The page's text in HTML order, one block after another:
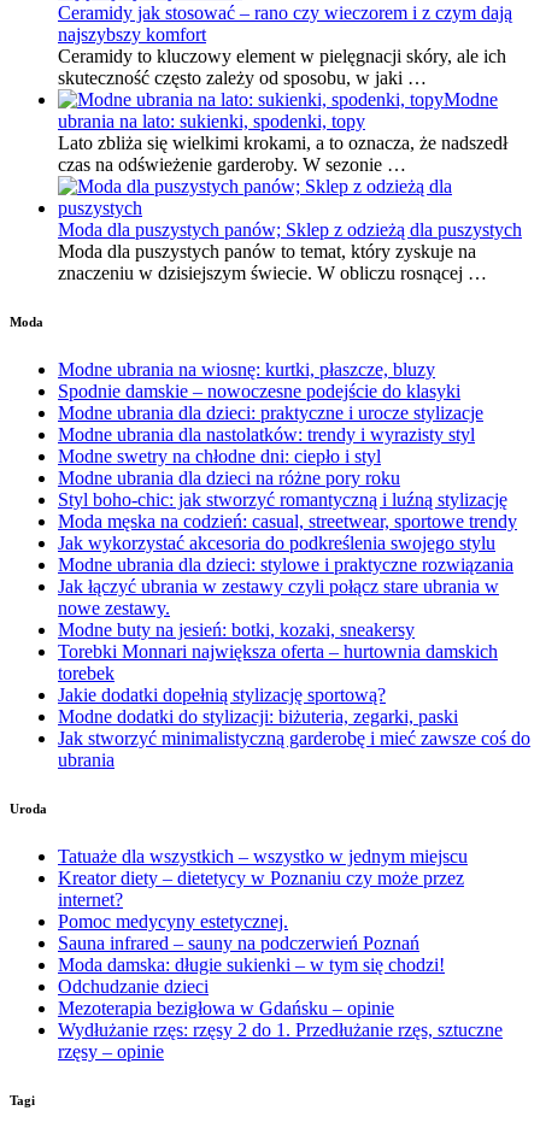
Ceramidy jak stosować – rano czy wieczorem i z czym dają
najszybszy komfort
Ceramidy to kluczowy element w pielęgnacji skóry, ale ich
skuteczność często zależy od sposobu, w jaki …
Modne
ubrania na lato: sukienki, spodenki, topy
Lato zbliża się wielkimi krokami, a to oznacza, że nadszedł
czas na odświeżenie garderoby. W sezonie …
Moda dla puszystych panów; Sklep z odzieżą dla puszystych
Moda dla puszystych panów to temat, który zyskuje na
znaczeniu w dzisiejszym świecie. W obliczu rosnącej …
Moda
Modne ubrania na wiosnę: kurtki, płaszcze, bluzy
Spodnie damskie – nowoczesne podejście do klasyki
Modne ubrania dla dzieci: praktyczne i urocze stylizacje
Modne ubrania dla nastolatków: trendy i wyrazisty styl
Modne swetry na chłodne dni: ciepło i styl
Modne ubrania dla dzieci na różne pory roku
Styl boho-chic: jak stworzyć romantyczną i luźną stylizację
Moda męska na codzień: casual, streetwear, sportowe trendy
Jak wykorzystać akcesoria do podkreślenia swojego stylu
Modne ubrania dla dzieci: stylowe i praktyczne rozwiązania
Jak łączyć ubrania w zestawy czyli połącz stare ubrania w
nowe zestawy.
Modne buty na jesień: botki, kozaki, sneakersy
Torebki Monnari największa oferta – hurtownia damskich
torebek
Jakie dodatki dopełnią stylizację sportową?
Modne dodatki do stylizacji: biżuteria, zegarki, paski
Jak stworzyć minimalistyczną garderobę i mieć zawsze coś do
ubrania
Uroda
Tatuaże dla wszystkich – wszystko w jednym miejscu
Kreator diety – dietetycy w Poznaniu czy może przez
internet?
Pomoc medycyny estetycznej.
Sauna infrared – sauny na podczerwień Poznań
Moda damska: długie sukienki – w tym się chodzi!
Odchudzanie dzieci
Mezoterapia bezigłowa w Gdańsku – opinie
Wydłużanie rzęs: rzęsy 2 do 1. Przedłużanie rzęs, sztuczne
rzęsy – opinie
Tagi